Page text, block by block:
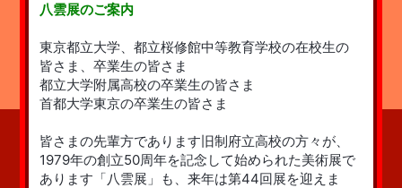
八雲展のご案内
東京都立大学、都立桜修館中等教育学校の在校生の
皆さま、卒業生の皆さま
都立大学附属高校の卒業生の皆さま
首都大学東京の卒業生の皆さま
皆さまの先輩方であります旧制府立高校の方々が、
1979年の創立50周年を記念して始められた美術展で
あります「八雲展」も、来年は第44回展を迎えま